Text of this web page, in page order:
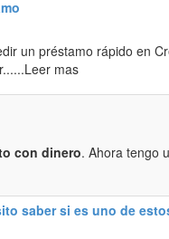
un préstamo rápido en
mas
con dinero. Ahora tengo
saber si es uno de